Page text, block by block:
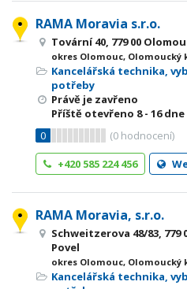
RAMA Moravia s.r.o.
Tovární 40, 779 00
okres Olomouc, Olomoucký
Kancelářská technika,
potřeby
Právě je zavřeno
Příště otevřeno 8 - 16dne
0
(0 hodnocení)
+420 585 224 456
RAMA Moravia, s.r.o.
Schweitzerova 48/83, 779
Povel
okres Olomouc, Olomoucký
Kancelářská technika,